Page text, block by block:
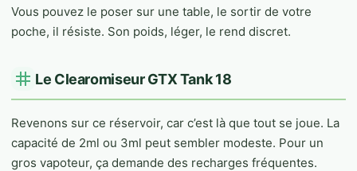
Vous pouvez le poser sur une table, le sortir de votre
poche, il résiste. Son poids, léger, le rend discret.
Le Clearomiseur GTX Tank 18
Revenons sur ce réservoir, car c’est là que tout se joue. La
capacité de 2ml ou 3ml peut sembler modeste. Pour un
gros vapoteur, ça demande des recharges fréquentes.